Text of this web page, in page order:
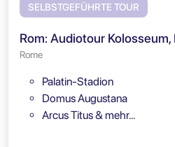
SELBSTGEFÜHRTE TOUR
Rome
Palatin-Stadion
Domus Augustana
Arcus Titus & mehr…